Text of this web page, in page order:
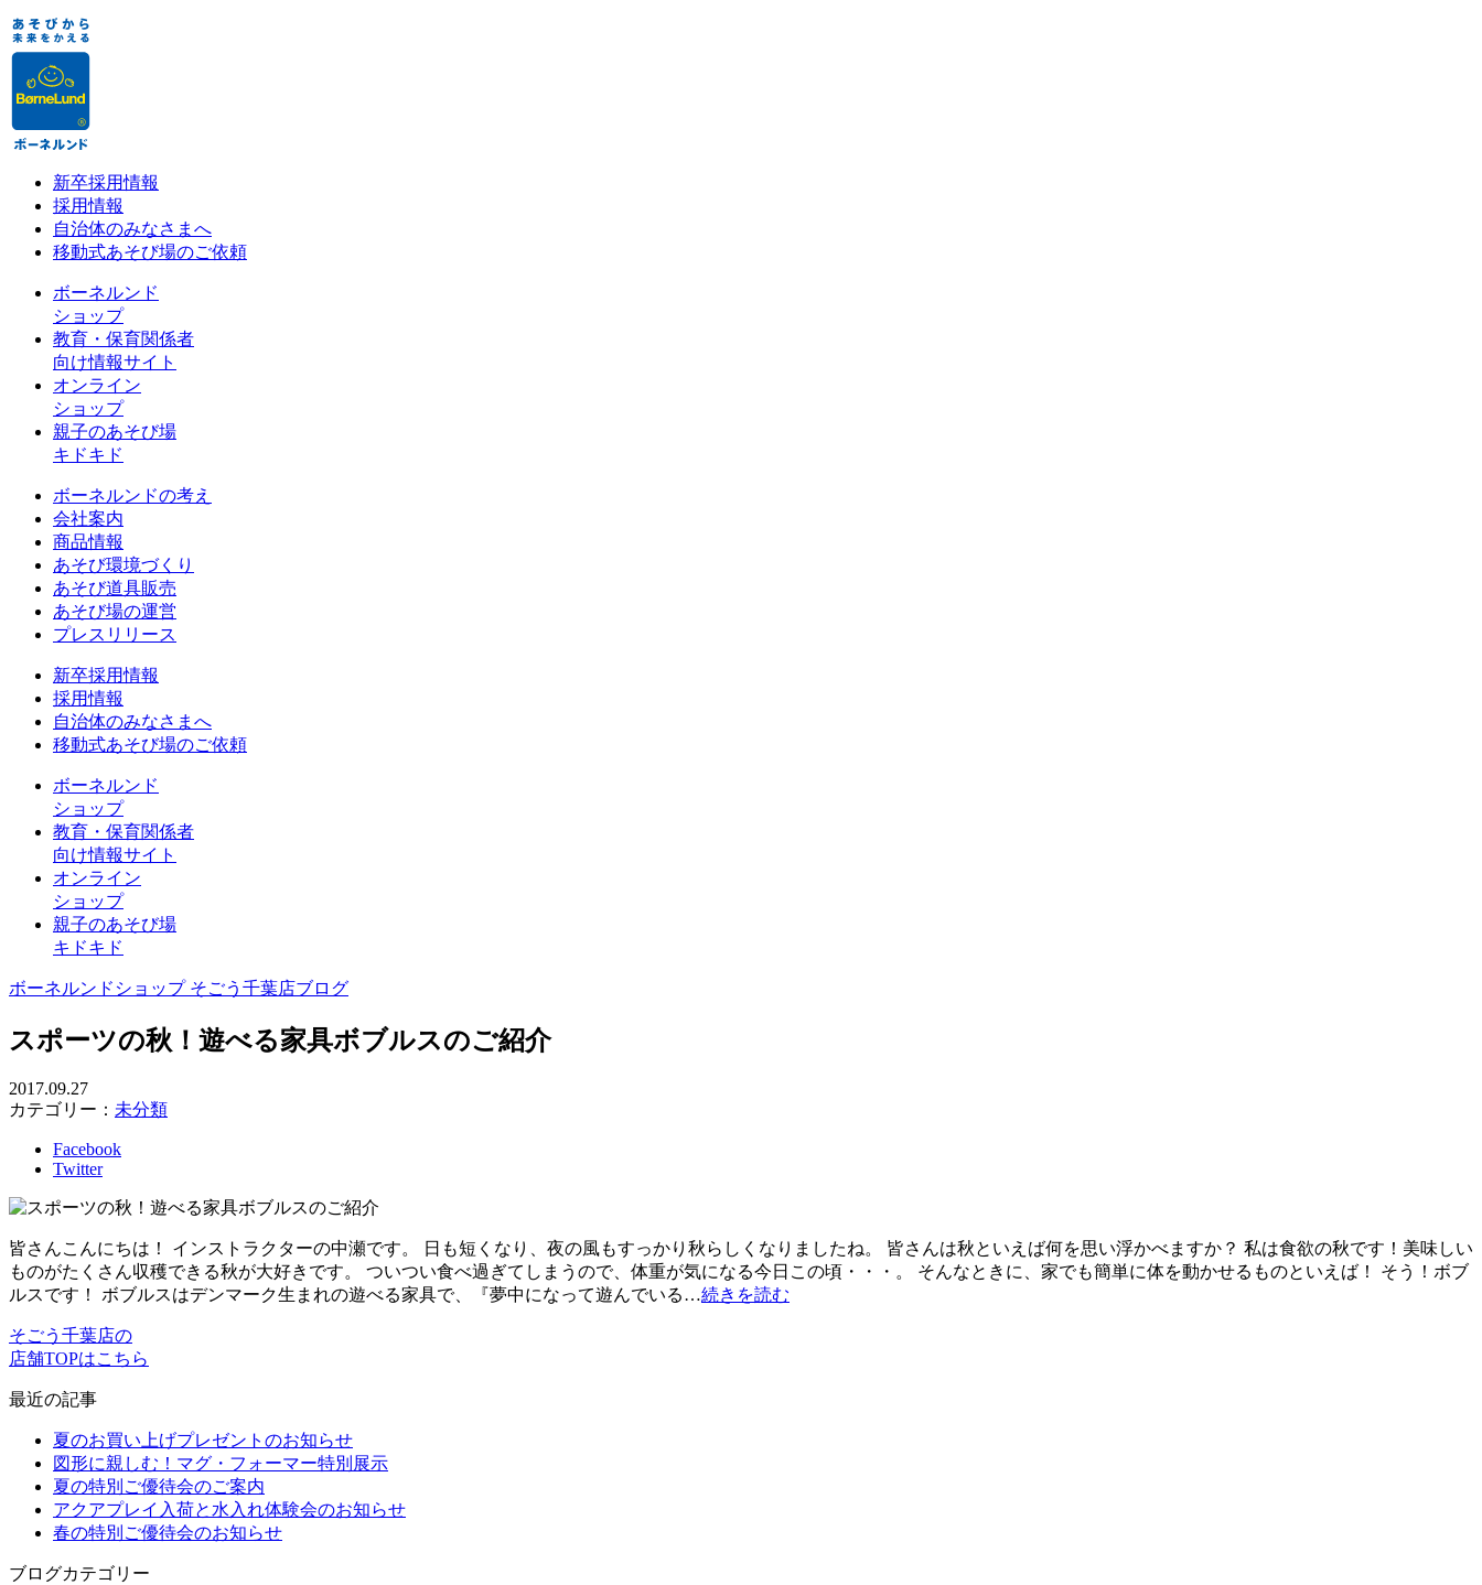
新卒採用情報
採用情報
自治体のみなさまへ
移動式あそび場のご依頼
ボーネルンド
ショップ
教育・保育関係者
向け情報サイト
オンライン
ショップ
親子のあそび場
キドキド
ボーネルンドの考え
会社案内
商品情報
あそび環境づくり
あそび道具販売
あそび場の運営
プレスリリース
新卒採用情報
採用情報
自治体のみなさまへ
移動式あそび場のご依頼
ボーネルンド
ショップ
教育・保育関係者
向け情報サイト
オンライン
ショップ
親子のあそび場
キドキド
ボーネルンドショップ そごう千葉店ブログ
スポーツの秋！遊べる家具ボブルスのご紹介
2017.09.27
カテゴリー： 未分類
Facebook
Twitter
皆さんこんにちは！ インストラクターの中瀬です。 日も短くなり、夜の風もすっかり秋らしくなりましたね。 皆さんは秋といえば何を思い浮かべますか？ 私は食欲の秋です！美味しい
ものがたくさん収穫できる秋が大好きです。 ついつい食べ過ぎてしまうので、体重が気になる今日この頃・・・。 そんなときに、家でも簡単に体を動かせるものといえば！ そう！ボブ
ルスです！ ボブルスはデンマーク生まれの遊べる家具で、『夢中になって遊んでいる…続きを読む
そごう千葉店の
店舗TOPはこちら
最近の記事
夏のお買い上げプレゼントのお知らせ
図形に親しむ！マグ・フォーマー特別展示
夏の特別ご優待会のご案内
アクアプレイ入荷と水入れ体験会のお知らせ
春の特別ご優待会のお知らせ
ブログカテゴリー